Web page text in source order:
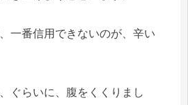
一番信用できないのが、辛い
ぐらいに、腹をくくりまし